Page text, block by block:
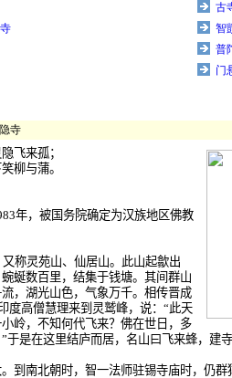
古
智
普
门
寺
飞来孤；
柳与蒲。
年，被国务院确定为汉族地区佛教
又称灵苑山、仙居山。此山起歙出
蜒数百里，结集于钱塘。其间群山
，湖光山色，气象万千。相传晋成
度高僧慧理来到灵鹫峰，说：“此天
岭，不知何代飞来？佛在世日，多
于是在这里结庐而居，名山曰飞来蜂，建
到南北朝时，智一法师驻锡寺庙时，仍群